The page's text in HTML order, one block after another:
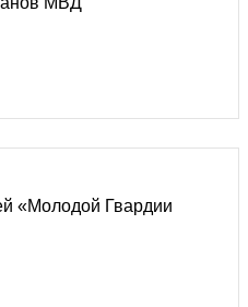
«Молодой Гвардии